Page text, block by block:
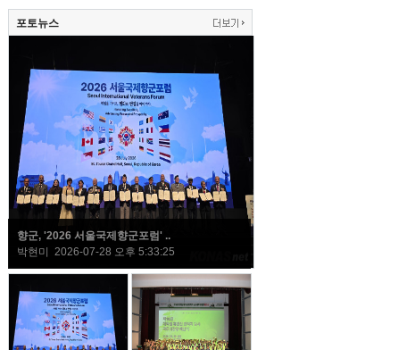
포토뉴스
향군, '2026 서울국제향군포럼' ..
박현미 2026-07-28 오후 5:33:25